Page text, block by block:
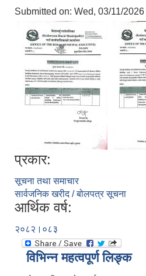
Submitted on: Wed, 03/11/
प्रकार:
सूचना तथा समाचार
सार्वजनिक खरीद / बोलपत्र सूचना
आर्थिक वर्ष:
२०८२।०८३
विभिन्न महत्वपूर्ण लिङ्क